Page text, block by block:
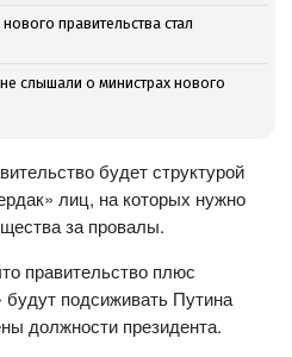
правительства стал
слышали о министрах нового
будет структурой
лиц, на которых нужно
за провалы.
правительство плюс
подсиживать Путина
должности президента.